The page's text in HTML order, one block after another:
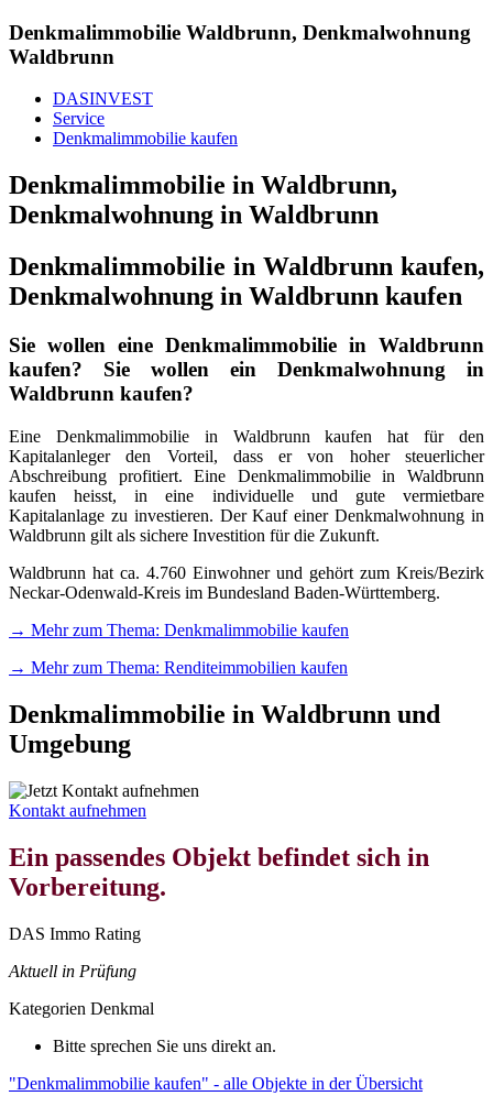
Denkmalimmobilie Waldbrunn, Denkmalwohnung
Waldbrunn
DASINVEST
Service
Denkmalimmobilie kaufen
Denkmalimmobilie in Waldbrunn,
Denkmalwohnung in Waldbrunn
Denkmalimmobilie in Waldbrunn kaufen,
Denkmalwohnung in Waldbrunn kaufen
Sie wollen eine Denkmalimmobilie in Waldbrunn
kaufen? Sie wollen ein Denkmalwohnung in
Waldbrunn kaufen?
Eine Denkmalimmobilie in Waldbrunn kaufen hat für den
Kapitalanleger den Vorteil, dass er von hoher steuerlicher
Abschreibung profitiert. Eine Denkmalimmobilie in Waldbrunn
kaufen heisst, in eine individuelle und gute vermietbare
Kapitalanlage zu investieren. Der Kauf einer Denkmalwohnung in
Waldbrunn gilt als sichere Investition für die Zukunft.
Waldbrunn hat ca. 4.760 Einwohner und gehört zum Kreis/Bezirk
Neckar-Odenwald-Kreis im Bundesland Baden-Württemberg.
→ Mehr zum Thema: Denkmalimmobilie kaufen
→ Mehr zum Thema: Renditeimmobilien kaufen
Denkmalimmobilie in Waldbrunn und
Umgebung
Kontakt aufnehmen
Ein passendes Objekt befindet sich in
Vorbereitung.
DAS Immo Rating
Aktuell in Prüfung
Kategorien Denkmal
Bitte sprechen Sie uns direkt an.
"Denkmalimmobilie kaufen" - alle Objekte in der Übersicht